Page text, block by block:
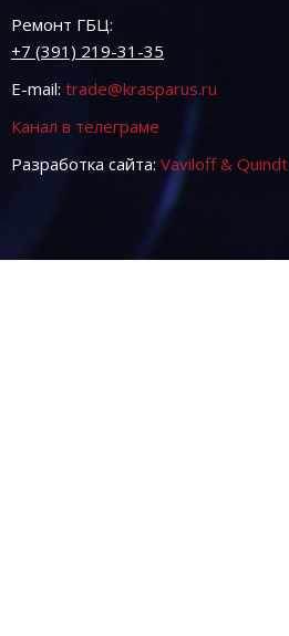
Ремонт ГБЦ:
+7 (391) 219-31-35
E-mail: trade@krasparus.ru
Канал в телеграме
Разработка сайта: Vaviloff & Quindt